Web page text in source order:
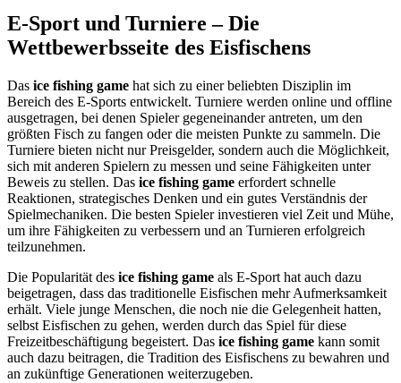
E-Sport und Turniere – Die
Wettbewerbsseite des Eisfischens
Das ice fishing game hat sich zu einer beliebten Disziplin im
Bereich des E-Sports entwickelt. Turniere werden online und offline
ausgetragen, bei denen Spieler gegeneinander antreten, um den
größten Fisch zu fangen oder die meisten Punkte zu sammeln. Die
Turniere bieten nicht nur Preisgelder, sondern auch die Möglichkeit,
sich mit anderen Spielern zu messen und seine Fähigkeiten unter
Beweis zu stellen. Das ice fishing game erfordert schnelle
Reaktionen, strategisches Denken und ein gutes Verständnis der
Spielmechaniken. Die besten Spieler investieren viel Zeit und Mühe,
um ihre Fähigkeiten zu verbessern und an Turnieren erfolgreich
teilzunehmen.
Die Popularität des ice fishing game als E-Sport hat auch dazu
beigetragen, dass das traditionelle Eisfischen mehr Aufmerksamkeit
erhält. Viele junge Menschen, die noch nie die Gelegenheit hatten,
selbst Eisfischen zu gehen, werden durch das Spiel für diese
Freizeitbeschäftigung begeistert. Das ice fishing game kann somit
auch dazu beitragen, die Tradition des Eisfischens zu bewahren und
an zukünftige Generationen weiterzugeben.